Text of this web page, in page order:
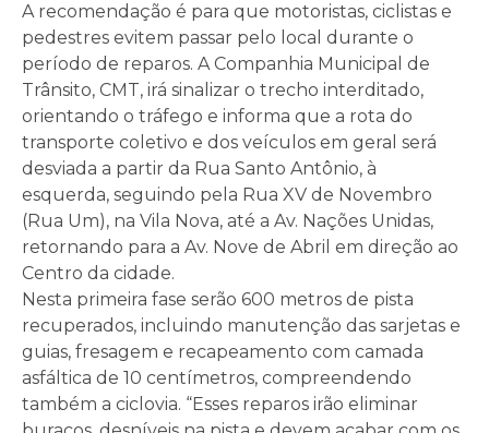
A recomendação é para que motoristas, ciclistas e
pedestres evitem passar pelo local durante o
período de reparos. A Companhia Municipal de
Trânsito, CMT, irá sinalizar o trecho interditado,
orientando o tráfego e informa que a rota do
transporte coletivo e dos veículos em geral será
desviada a partir da Rua Santo Antônio, à
esquerda, seguindo pela Rua XV de Novembro
(Rua Um), na Vila Nova, até a Av. Nações Unidas,
retornando para a Av. Nove de Abril em direção ao
Centro da cidade.
Nesta primeira fase serão 600 metros de pista
recuperados, incluindo manutenção das sarjetas e
guias, fresagem e recapeamento com camada
asfáltica de 10 centímetros, compreendendo
também a ciclovia. “Esses reparos irão eliminar